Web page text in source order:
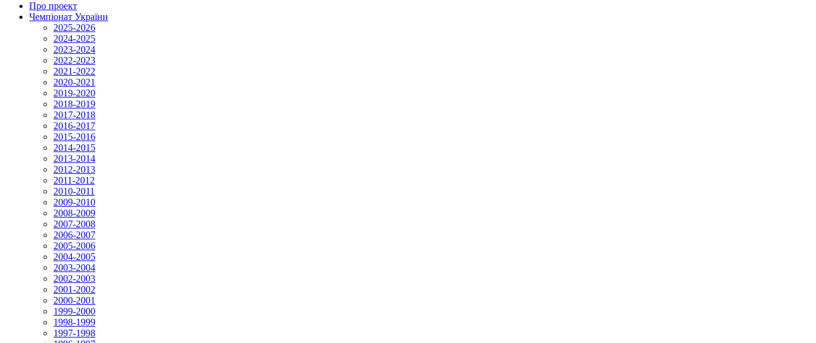
Про проект
Чемпіонат України
2025-2026
2024-2025
2023-2024
2022-2023
2021-2022
2020-2021
2019-2020
2018-2019
2017-2018
2016-2017
2015-2016
2014-2015
2013-2014
2012-2013
2011-2012
2010-2011
2009-2010
2008-2009
2007-2008
2006-2007
2005-2006
2004-2005
2003-2004
2002-2003
2001-2002
2000-2001
1999-2000
1998-1999
1997-1998